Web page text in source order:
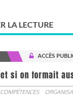
LA LECTURE
ACCÈS
si on formait